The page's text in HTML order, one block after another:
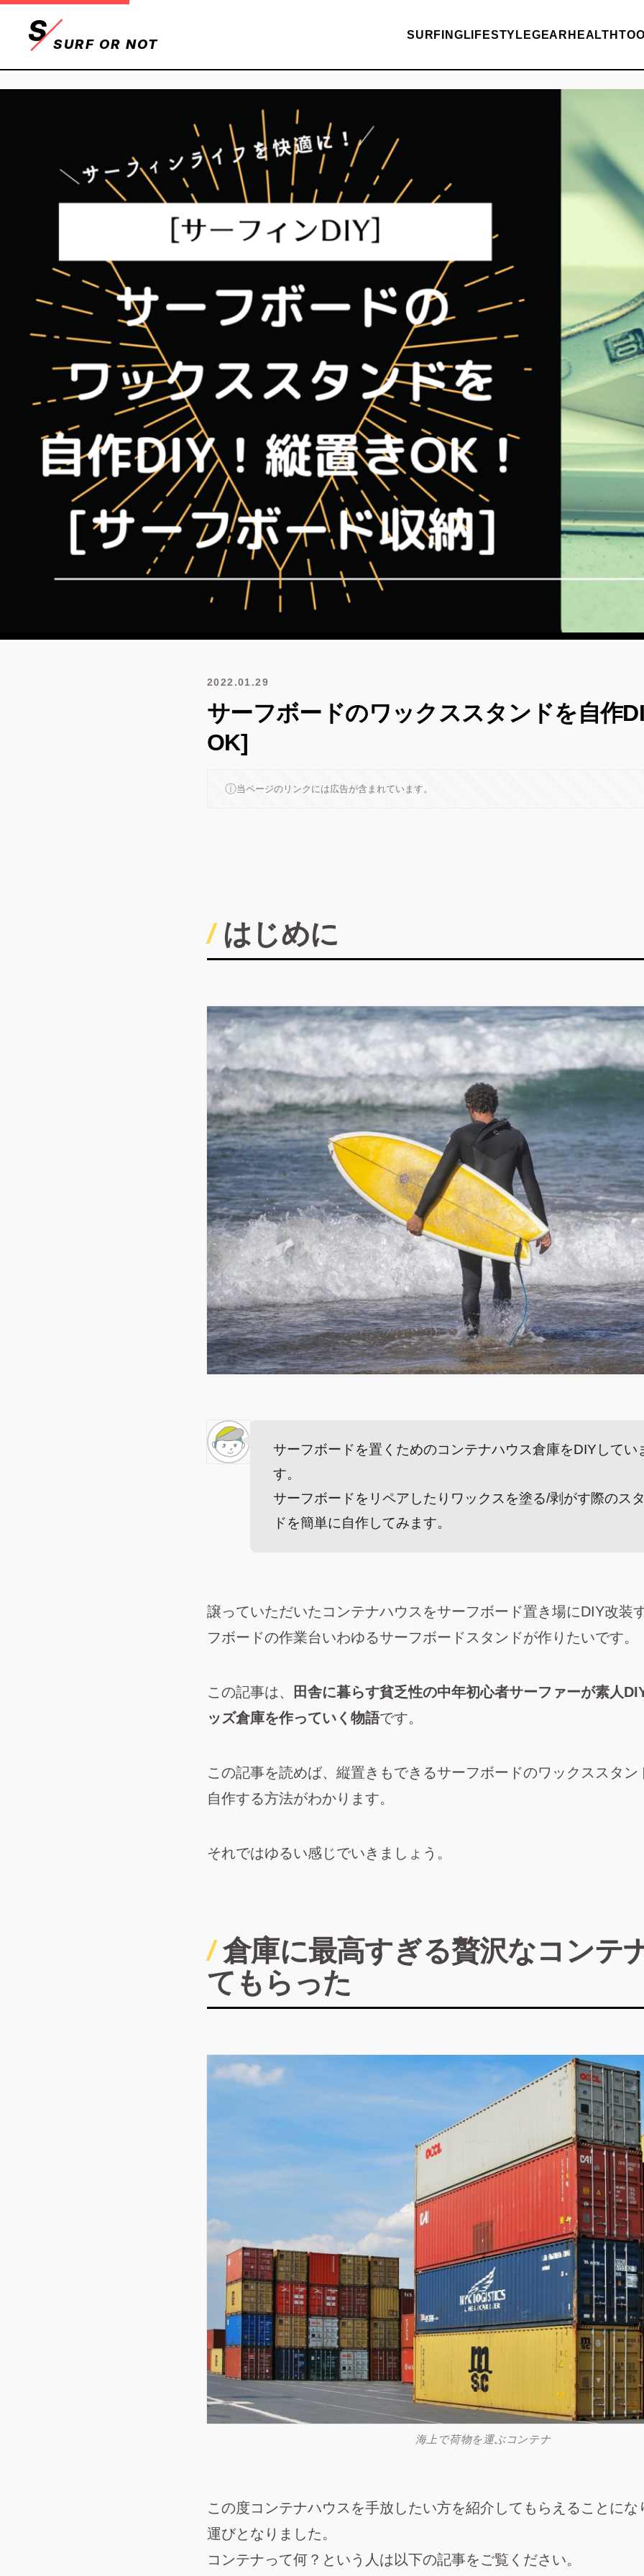
SURF OR NOT
S SURFING LIFESTYLEGEAR HEALTH
2022.01.29
サーフボードのワックススタンドを自作
OK]
ⓘ当ページのリンクには広告が含まれています。
はじめに
サーフボードを置くためのコンテナハウス倉庫をDIYしてい
す。
サーフボードをリペアしたりワックスを塗る/剥がす際のス
ドを簡単に自作してみます。
譲っていただいたコンテナハウスをサーフボード置き場にDIY改装
フボードの作業台いわゆるサーフボードスタンドが作りたいです。
この記事は、
田舎に暮らす貧乏性の中年初心者サーファーが素人
ッズ倉庫を作っていく物語です。
この記事を読めば、 縦置きもできるサーフボードのワックススタン
自作する方法がわかります。
それではゆるい感じでいきましょう。
倉庫に最高すぎる贅沢なコンテ
てもらった
海上で荷物を運ぶコンテナ
この度コンテナハウスを手放したい方を紹介してもらえることにな
運びとなりました。
コンテナって何？という人は以下の記事をご覧ください。